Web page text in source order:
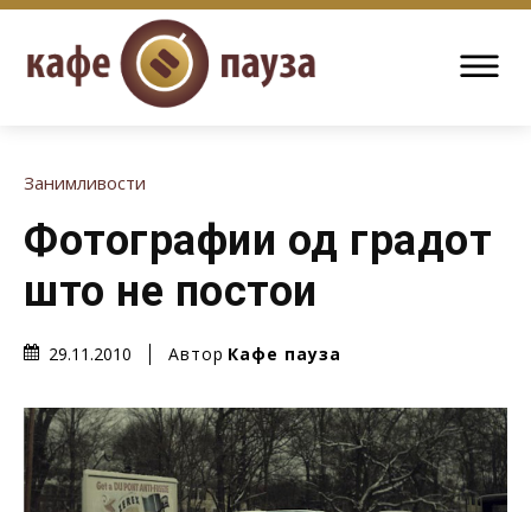
Занимливости
Фотографии од градот
што не постои
29.11.2010 Автор Кафе пауза